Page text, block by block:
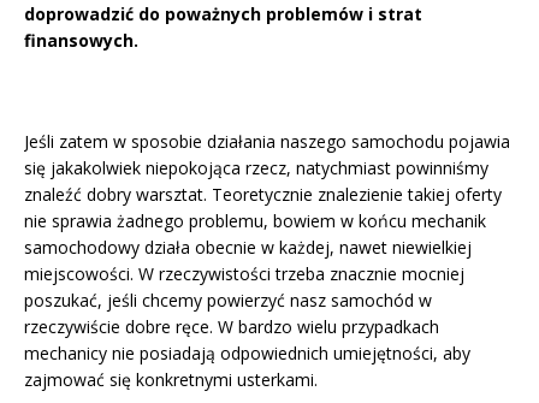
doprowadzić do poważnych problemów i strat
finansowych.
Jeśli zatem w sposobie działania naszego samochodu pojawia
się jakakolwiek niepokojąca rzecz, natychmiast powinniśmy
znaleźć dobry warsztat. Teoretycznie znalezienie takiej oferty
nie sprawia żadnego problemu, bowiem w końcu mechanik
samochodowy działa obecnie w każdej, nawet niewielkiej
miejscowości. W rzeczywistości trzeba znacznie mocniej
poszukać, jeśli chcemy powierzyć nasz samochód w
rzeczywiście dobre ręce. W bardzo wielu przypadkach
mechanicy nie posiadają odpowiednich umiejętności, aby
zajmować się konkretnymi usterkami.